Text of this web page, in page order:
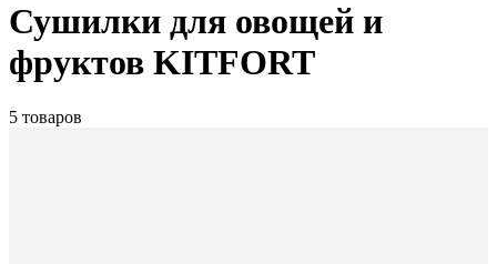
Сушилки для овощей и
фруктов KITFORT
5 товаров